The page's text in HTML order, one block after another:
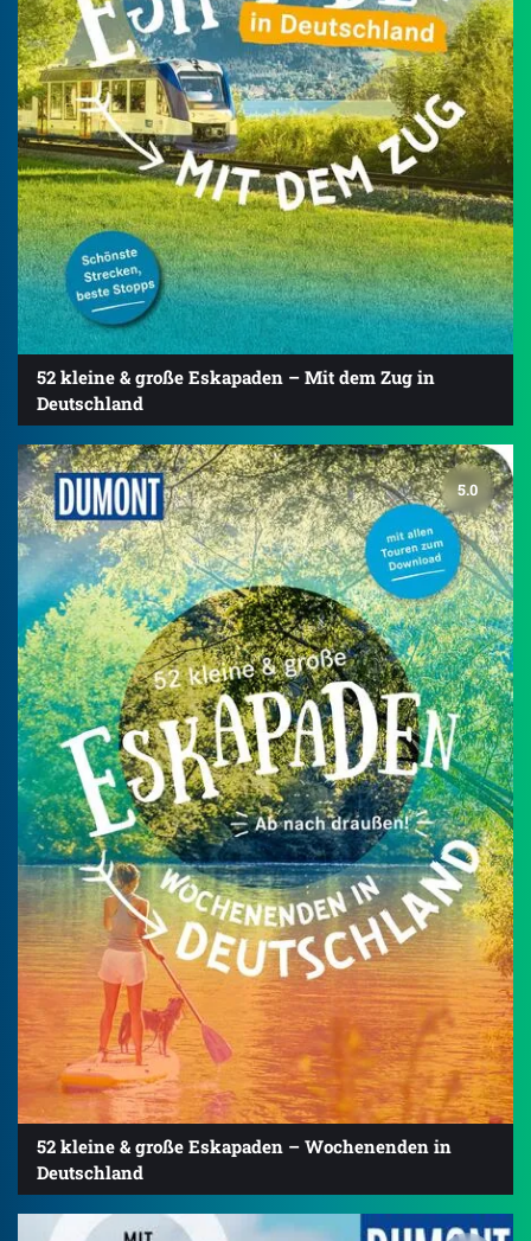
52 kleine & große Eskapaden – Mit dem Zug in
Deutschland
5.0
52 kleine & große Eskapaden – Wochenenden in
Deutschland